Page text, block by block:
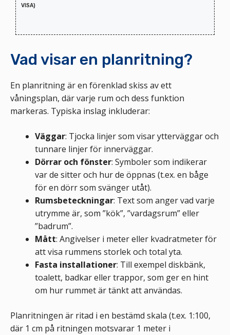
VISA)
Vad visar en planritning?
En planritning är en förenklad skiss av ett
våningsplan, där varje rum och dess funktion
markeras. Typiska inslag inkluderar:
Väggar: Tjocka linjer som visar ytterväggar och
tunnare linjer för innerväggar.
Dörrar och fönster: Symboler som indikerar
var de sitter och hur de öppnas (t.ex. en båge
för en dörr som svänger utåt).
Rumsbeteckningar: Text som anger vad varje
utrymme är, som ”kök”, ”vardagsrum” eller
”badrum”.
Mått: Angivelser i meter eller kvadratmeter för
att visa rummens storlek och total yta.
Fasta installationer: Till exempel diskbänk,
toalett, badkar eller trappor, som ger en hint
om hur rummet är tänkt att användas.
Planritningen är ritad i en bestämd skala (t.ex. 1:100,
där 1 cm på ritningen motsvarar 1 meter i